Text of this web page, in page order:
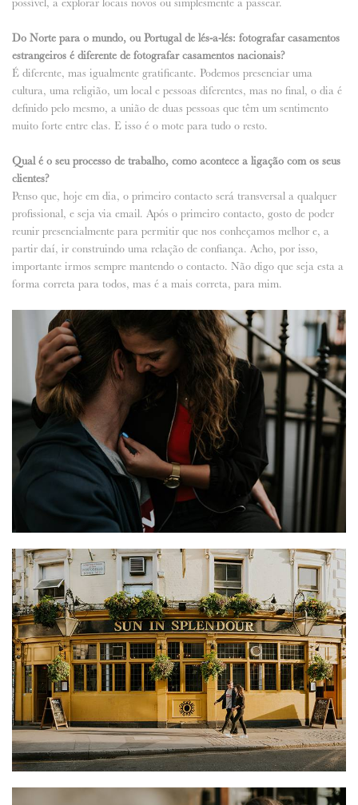
possível, a explorar locais novos ou simplesmente a passear.
Do Norte para o mundo, ou Portugal de lés-a-lés: fotografar casamentos
estrangeiros é diferente de fotografar casamentos nacionais?
É diferente, mas igualmente gratificante. Podemos presenciar uma
cultura, uma religião, um local e pessoas diferentes, mas no final, o dia é
definido pelo mesmo, a união de duas pessoas que têm um sentimento
muito forte entre elas. E isso é o mote para tudo o resto.
Qual é o seu processo de trabalho, como acontece a ligação com os seus
clientes?
Penso que, hoje em dia, o primeiro contacto será transversal a qualquer
profissional, e seja via email. Após o primeiro contacto, gosto de poder
reunir presencialmente para permitir que nos conheçamos melhor e, a
partir daí, ir construindo uma relação de confiança. Acho, por isso,
importante irmos sempre mantendo o contacto. Não digo que seja esta a
forma correta para todos, mas é a mais correta, para mim.